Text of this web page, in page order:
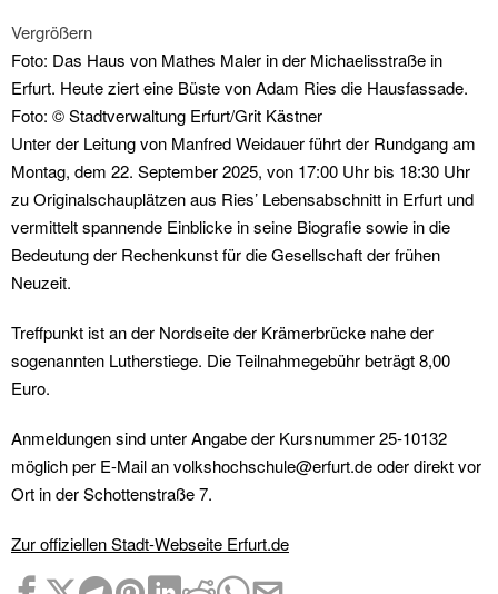
Vergrößern
Foto: Das Haus von Mathes Maler in der Michaelisstraße in
Erfurt. Heute ziert eine Büste von Adam Ries die Hausfassade.
Foto: © Stadtverwaltung Erfurt/Grit Kästner
Unter der Leitung von Manfred Weidauer führt der Rundgang am
Montag, dem 22. September 2025, von 17:00 Uhr bis 18:30 Uhr
zu Originalschauplätzen aus Ries’ Lebensabschnitt in Erfurt und
vermittelt spannende Einblicke in seine Biografie sowie in die
Bedeutung der Rechenkunst für die Gesellschaft der frühen
Neuzeit.
Treffpunkt ist an der Nordseite der Krämerbrücke nahe der
sogenannten Lutherstiege. Die Teilnahmegebühr beträgt 8,00
Euro.
Anmeldungen sind unter Angabe der Kursnummer 25-10132
möglich per E-Mail an volkshochschule@erfurt.de oder direkt vor
Ort in der Schottenstraße 7.
Zur offiziellen Stadt-Webseite Erfurt.de